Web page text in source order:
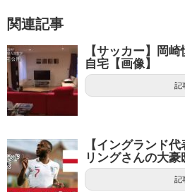
関連記事
【サッカー】岡
自宅【画像】
記
【イングランド
リングさんの大豪
記